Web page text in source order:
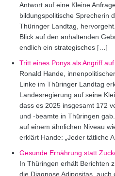
Antwort auf eine Kleine
bildungspolitische Sprecherin
Thüringer Landtag,
Blick auf den anhaltenden
endlich ein strategisches […]
Tritt eines Ponys als Angriff
Ronald Hande,
Linke im Thüringer Landtag
Landesregierung auf seine
dass es 2025 insgesamt 172
und -beamte in Thüringen
auf einem ähnlichen Niveau
erklärt Hande: „Jeder tätliche
Gesunde Ernährung statt
In Thüringen erhält Berichten
die Diagnose Adipositas, auch